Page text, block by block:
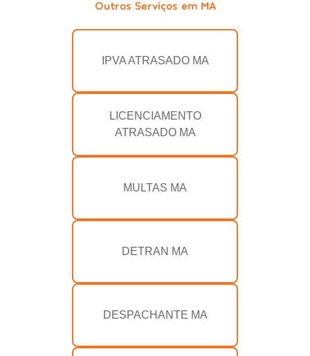
Outros Serviços em MA
IPVA ATRASADO MA
LICENCIAMENTO
ATRASADO MA
MULTAS MA
DETRAN MA
DESPACHANTE MA